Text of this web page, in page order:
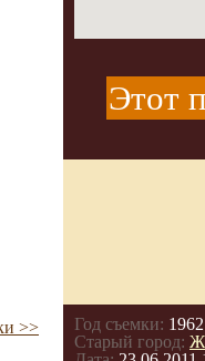
>>
Этот
Год съемки: 1962
Старый город: